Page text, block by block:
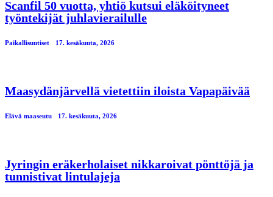
Scanfil 50 vuotta, yhtiö kutsui eläköityneet
työntekijät juhlavierailulle
Paikallisuutiset 17. kesäkuuta, 2026
Maasydänjärvellä vietettiin iloista Vapapäivää
Elävä maaseutu 17. kesäkuuta, 2026
Jyringin eräkerholaiset nikkaroivat pönttöjä ja
tunnistivat lintulajeja